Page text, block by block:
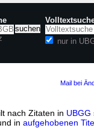
nur in
Mail bei
nach Zitaten in UBGG
in aufgehobenen